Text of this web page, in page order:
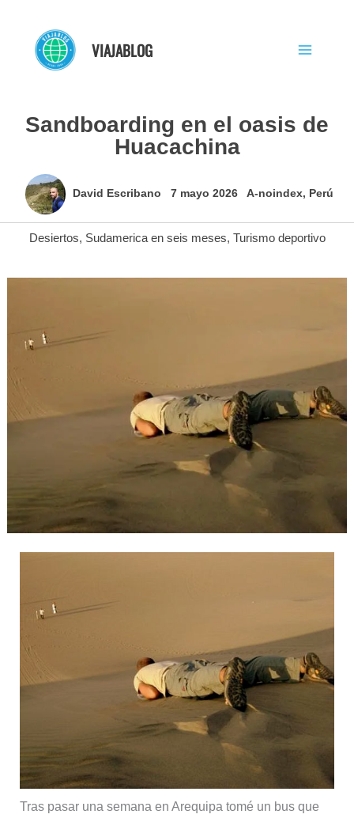
contenido
VIAJABLOG
Sandboarding en el oasis de
Huacachina
David Escribano 7 mayo 2026 A-noindex, Perú
Desiertos, Sudamerica en seis meses, Turismo deportivo
Tras pasar una semana en Arequipa tomé un bus que